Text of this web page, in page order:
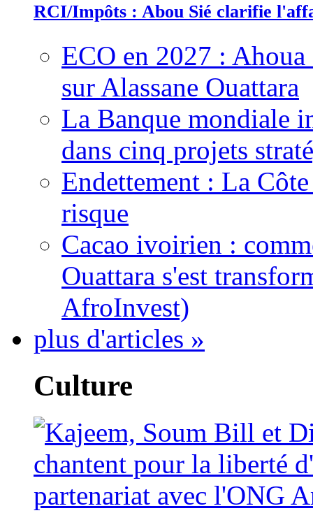
RCI/Impôts : Abou Sié clarifie
ECO en 2027 :
sur Alassane Ouattara
La Banque mondiale
dans cinq projets
Endettement : La
risque
Cacao ivoirien :
Ouattara s'est
AfroInvest)
plus d'articles »
Culture